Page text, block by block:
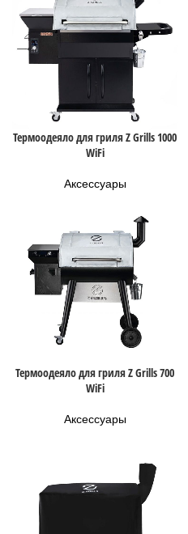
Термоодеяло для гриля Z Grills 1000
WiFi
Аксессуары
Термоодеяло для гриля Z Grills 700
WiFi
Аксессуары